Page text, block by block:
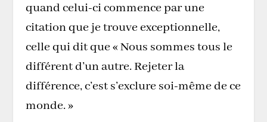
quand celui-ci commence par une
citation que je trouve exceptionnelle,
celle qui dit que « Nous sommes tous le
différent d’un autre. Rejeter la
différence, c’est s’exclure soi-même de ce
monde. »